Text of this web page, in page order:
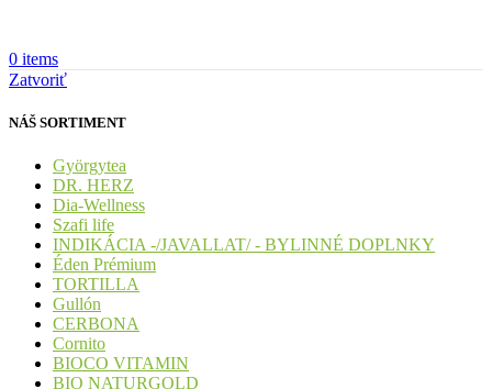
0 items
Zatvoriť
NÁŠ SORTIMENT
Györgytea
DR. HERZ
Dia-Wellness
Szafi life
INDIKÁCIA -/JAVALLAT/ - BYLINNÉ DOPLNKY
Éden Prémium
TORTILLA
Gullón
CERBONA
Cornito
BIOCO VITAMIN
BIO NATURGOLD